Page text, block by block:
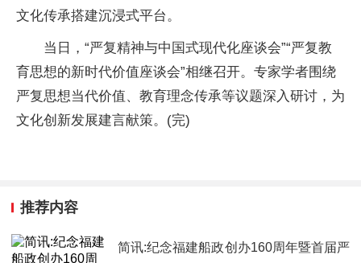
文化传承搭建沉浸式平台。
当日，“严复精神与中国式现代化座谈会”“严复教
育思想的新时代价值座谈会”相继召开。专家学者围绕
严复思想当代价值、教育理念传承等议题深入研讨，为
文化创新发展建言献策。(完)
推荐内容
简讯:纪念福建船政创办160周年暨首届严